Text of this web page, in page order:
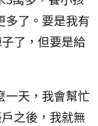
多了。要是我有
了，但要是給
一天，我會幫忙
之後，我就無